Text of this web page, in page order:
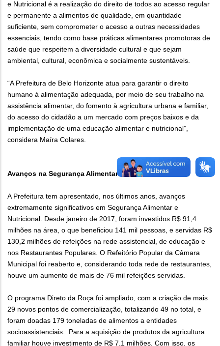
e Nutricional é a realização do direito de todos ao acesso regular
e permanente a alimentos de qualidade, em quantidade
suficiente, sem comprometer o acesso a outras necessidades
essenciais, tendo como base práticas alimentares promotoras de
saúde que respeitem a diversidade cultural e que sejam
ambiental, cultural, econômica e socialmente sustentáveis.
“A Prefeitura de Belo Horizonte atua para garantir o direito
humano à alimentação adequada, por meio de seu trabalho na
assistência alimentar, do fomento à agricultura urbana e familiar,
do acesso do cidadão a um mercado com preços baixos e da
implementação de uma educação alimentar e nutricional”,
considera Maíra Colares.
Avanços na Segurança Alimentar
A Prefeitura tem apresentado, nos últimos anos, avanços
extremamente significativos em Segurança Alimentar e
Nutricional. Desde janeiro de 2017, foram investidos R$ 91,4
milhões na área, o que beneficiou 141 mil pessoas, e servidas R$
130,2 milhões de refeições na rede assistencial, de educação e
nos Restaurantes Populares. O Refeitório Popular da Câmara
Municipal foi reaberto e, considerando toda rede de restaurantes,
houve um aumento de mais de 76 mil refeições servidas.
O programa Direto da Roça foi ampliado, com a criação de mais
29 novos pontos de comercialização, totalizando 49 no total, e
foram doadas 179 toneladas de alimentos a entidades
socioassistenciais. Para a aquisição de produtos da agricultura
familiar houve investimento de R$ 7,1 milhões. Com isso, os